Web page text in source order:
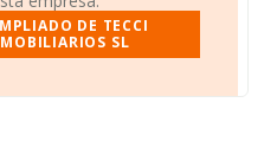
DE TECCI
SL